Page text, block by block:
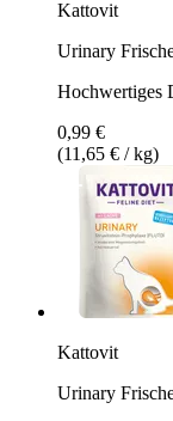
Kattovit
Urinary
Hochwertiges
0,99 €
(11,65 € / kg)
Kattovit
Urinary